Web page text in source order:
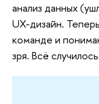
анализ данных
UX-дизайн.
команде и
зря. Всё